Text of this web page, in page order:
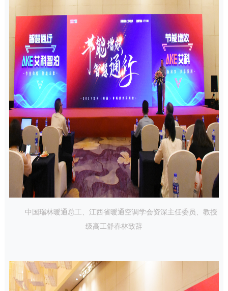
中国瑞林暖通总工、江西省暖通空调学会资深主任委员、教授
级高工舒春林致辞